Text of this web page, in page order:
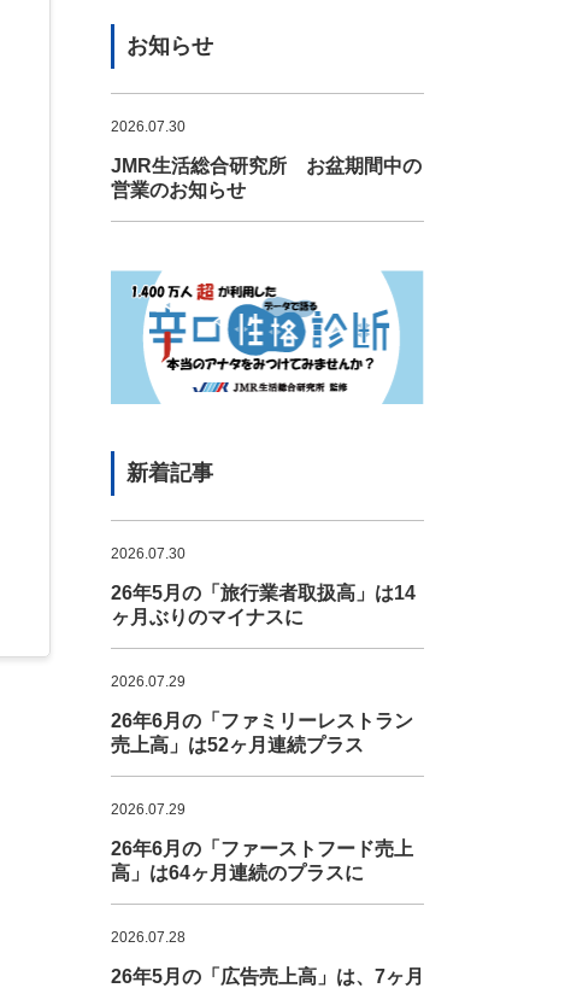
お知らせ
2026.07.30
JMR生活総合研究所 お盆期間中の
営業のお知らせ
新着記事
2026.07.30
26年5月の「旅行業者取扱高」は14
ヶ月ぶりのマイナスに
2026.07.29
26年6月の「ファミリーレストラン
売上高」は52ヶ月連続プラス
2026.07.29
26年6月の「ファーストフード売上
高」は64ヶ月連続のプラスに
2026.07.28
26年5月の「広告売上高」は、7ヶ月